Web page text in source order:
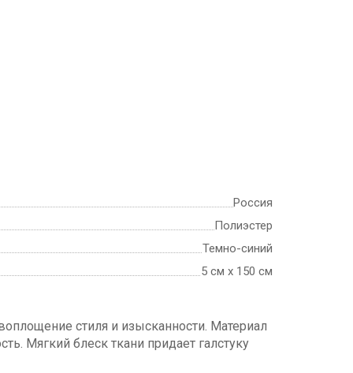
Россия
Полиэстер
Темно-синий
5 см х 150 см
стиля и изысканности. Материал
Мягкий блеск ткани придает галстуку